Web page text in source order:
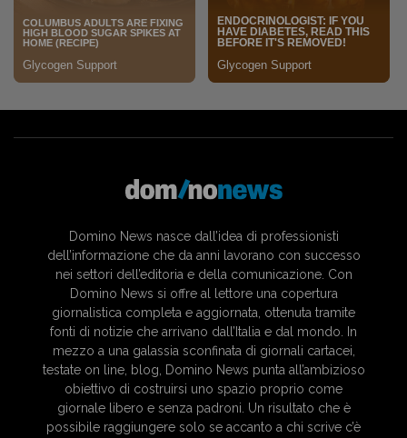
Domino News nasce dall’idea di professionisti
dell’informazione che da anni lavorano con successo
nei settori dell’editoria e della comunicazione. Con
Domino News si offre al lettore una copertura
giornalistica completa e aggiornata, ottenuta tramite
fonti di notizie che arrivano dall’Italia e dal mondo. In
mezzo a una galassia sconfinata di giornali cartacei,
testate on line, blog, Domino News punta all’ambizioso
obiettivo di costruirsi uno spazio proprio come
giornale libero e senza padroni. Un risultato che è
possibile raggiungere solo se accanto a chi scrive c’è